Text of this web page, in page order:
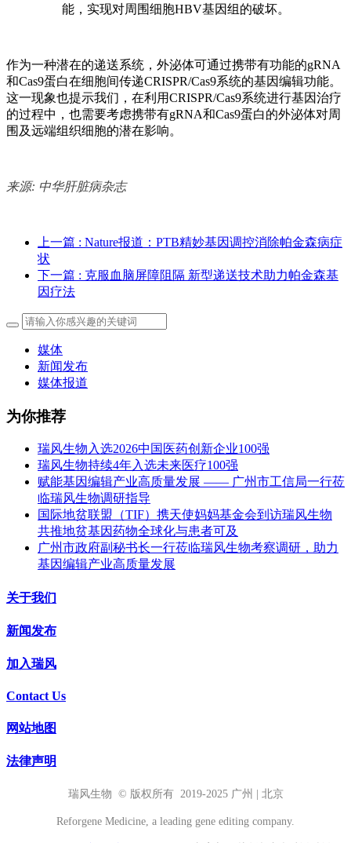
能，实现对周围细胞HBV基因组的破坏。
作为一种潜在的递送系统，外泌体可通过携带有功能的gRNA
和Cas9蛋白在细胞间传递CRISPR/Cas9系统的基因编辑功能。
这一现象也提示我们，在利用CRISPR/Cas9系统进行基因治疗
的过程中，也需要考虑携带有gRNA和Cas9蛋白的外泌体对周
围及远端组织细胞的潜在影响。
来源: 中华肝脏病杂志
上一篇 : Nature报道：PTB精妙基因调控消除帕金森病症
状
下一篇 : 克服血脑屏障阻隔 新型递送技术助力帕金森基
因疗法
媒体
新闻发布
媒体报道
为你推荐
瑞风生物入选2026中国医药创新企业100强
瑞风生物持续4年入选未来医疗100强
赋能基因编辑产业高质量发展 —— 广州市工信局一行莅
临瑞风生物调研指导
国际地贫联盟（TIF）携天使妈妈基金会到访瑞风生物
共推地贫基因药物全球化与患者可及
广州市政府副秘书长一行莅临瑞风生物考察调研，助力
基因编辑产业高质量发展
关于我们
新闻发布
加入瑞风
Contact Us
网站地图
法律声明
瑞风生物 © 版权所有 2019-2025 广州 | 北京
Reforgene Medicine, a leading gene editing company.